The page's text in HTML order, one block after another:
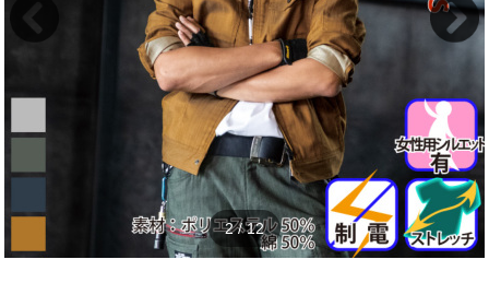
2/12